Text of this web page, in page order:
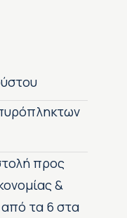
προς
&
από τα 6 στα